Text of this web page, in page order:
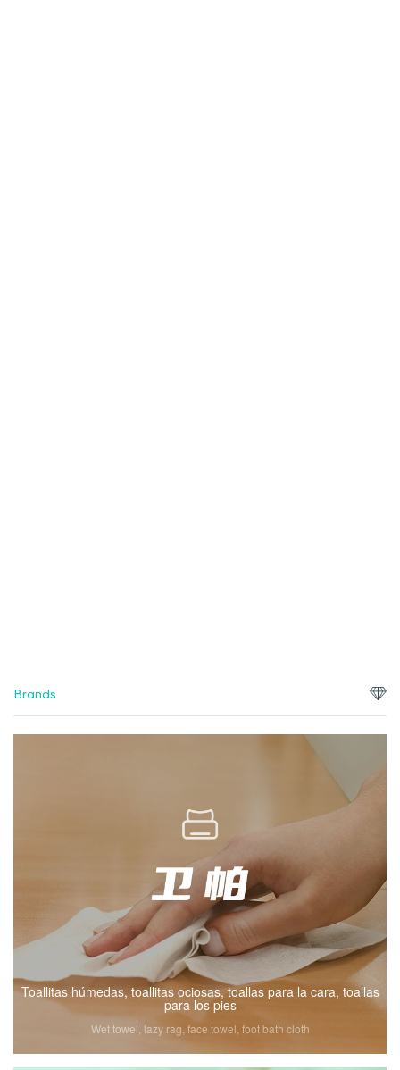
Brands
Toallitas húmedas, toallitas ociosas, toallas para la cara, toallas
para los pies
Wet towel, lazy rag, face towel, foot bath cloth